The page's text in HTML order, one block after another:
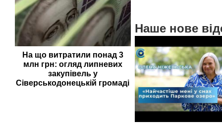
На що витратили понад 3
млн грн: огляд липневих
закупівель у
Сіверськодонецькій громаді
Наше нове